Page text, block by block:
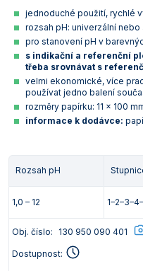
jednoduché použití, rychlé
rozsah pH: univerzální
pro stanovení pH v
s indikační a referenční
třeba srovnávat s
velmi ekonomické, více
používat jedno balení
rozměry papírku: 11 x 100
informace k dodávce:
Rozsah pH
1,0 – 12
Obj. číslo: 130 950 090 401
Dostupnost: